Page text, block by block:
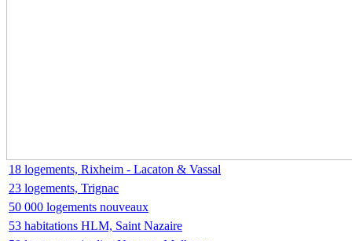
18 logements, Rixheim - Lacaton & Vassal
23 logements, Trignac
50 000 logements nouveaux
53 habitations HLM, Saint Nazaire